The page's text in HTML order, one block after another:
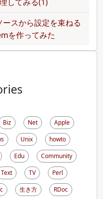
ースから設定を束ねる
を作ってみた
Biz Net
Apple
Unix
howto
Edu
Community
Text TV
Perl
生き方
RDoc